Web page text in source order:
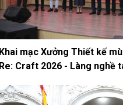
Khai mạc Xưởng Thiết kế
Re: Craft 2026 - Làng nghề